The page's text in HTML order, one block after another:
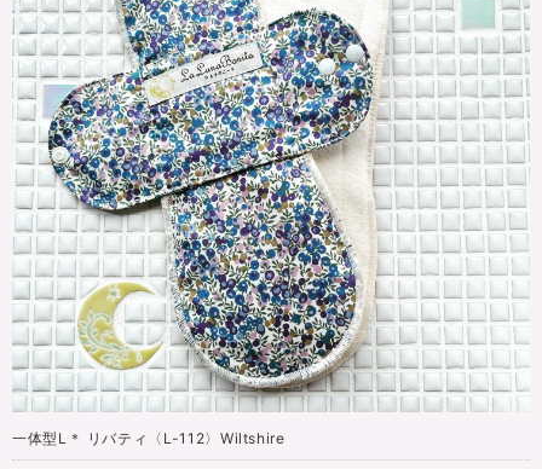
一体型L＊ リバティ〈L-112〉Wiltshire